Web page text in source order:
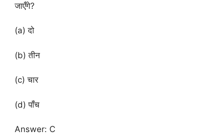
जाएँगे?
(a) दो
(b) तीन
(c) चार
(d) पाँच
Answer: C